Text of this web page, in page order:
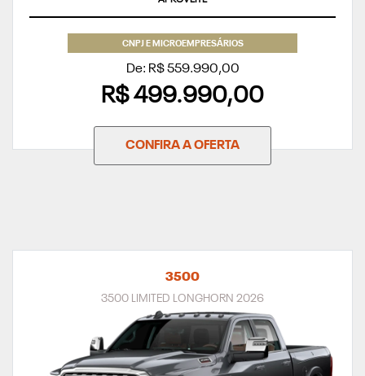
CNPJ E MICROEMPRESÁRIOS
De: R$ 559.990,00
R$ 499.990,00
CONFIRA A OFERTA
3500
3500 LIMITED LONGHORN 2026